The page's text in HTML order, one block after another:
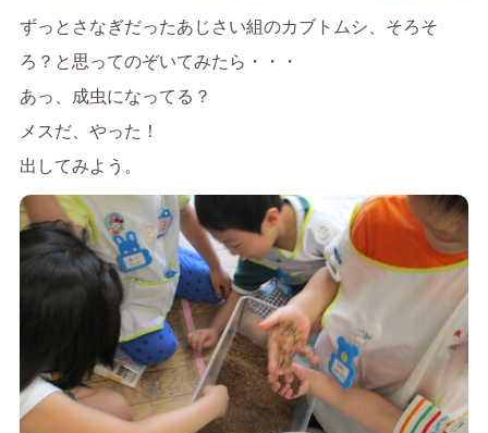
ずっとさなぎだったあじさい組のカブトムシ、そろそ
ろ？と思ってのぞいてみたら・・・
あっ、成虫になってる？
メスだ、やった！
出してみよう。